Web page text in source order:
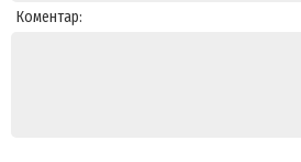
Коментар: